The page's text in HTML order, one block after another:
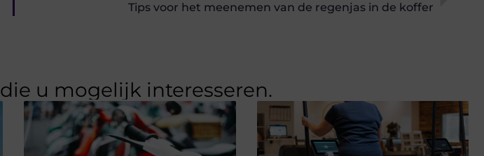
Tips voor het meenemen van de regenjas in de koffer
die u mogelijk interesseren.